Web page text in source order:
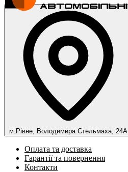
м.Рівне, Володимира Стельмаха, 24А
Оплата та доставка
Гарантії та повернення
Контакти